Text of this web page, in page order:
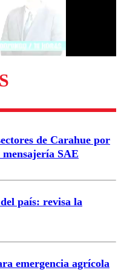
Enviar comentario
de Carahue por
SAE
país: revisa la
emergencia agrícola